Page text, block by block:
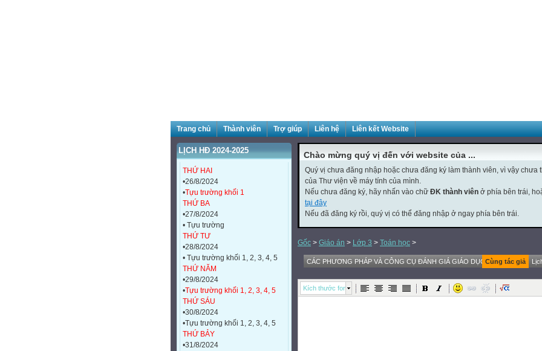
Trang chủ Thành viên Trợ giúp Liên hệ Liên kết Website
LỊCH HĐ 2024-2025
THỨ HAI
•26/8/2024
•Tựu trường khối 1
THỨ BA
•27/8/2024
• Tựu trường
THỨ TƯ
•28/8/2024
• Tựu trường khối 1, 2, 3, 4, 5
THỨ NĂM
•29/8/2024
•Tựu trường khối 1, 2, 3, 4, 5
THỨ SÁU
•30/8/2024
•Tựu trường khối 1, 2, 3, 4, 5
THỨ BẢY
•31/8/2024
Chào mừng quý vị đến với website của ...
Quý vị chưa đăng nhập hoặc chưa đăng ký làm thành viên, vì vậy chưa
của Thư viện về máy tính của mình.
Nếu chưa đăng ký, hãy nhấn vào chữ ĐK thành viên ở phía bên trái,
tại đây
Nếu đã đăng ký rồi, quý vị có thể đăng nhập ở ngay phía bên trái.
Gốc > Giáo án > Lớp 3 > Toán học >
CÁC PHƯƠNG PHÁP VÀ CÔNG CỤ ĐÁNH GIÁ GIÁO DỤC STEMCùng tác giả
Kích thước font